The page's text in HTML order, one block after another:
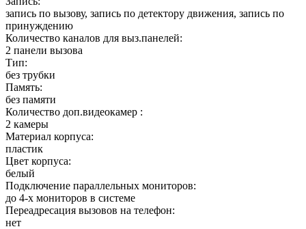
запись по вызову, запись по детектору движения, запись по
принуждению
Количество каналов для выз.панелей:
2 панели вызова
Тип:
без трубки
Память:
без памяти
Количество доп.видеокамер :
2 камеры
Материал корпуса:
пластик
Цвет корпуса:
белый
Подключение параллельных мониторов:
до 4-х мониторов в системе
Переадресация вызовов на телефон:
нет